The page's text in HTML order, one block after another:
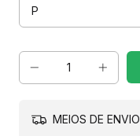
MEIOS DE ENVIO